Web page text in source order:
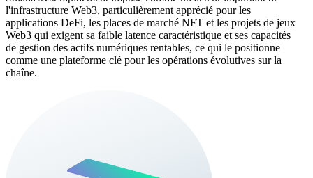
l'infrastructure Web3, particulièrement apprécié pour les
applications DeFi, les places de marché NFT et les projets de jeux
Web3 qui exigent sa faible latence caractéristique et ses capacités
de gestion des actifs numériques rentables, ce qui le positionne
comme une plateforme clé pour les opérations évolutives sur la
chaîne.